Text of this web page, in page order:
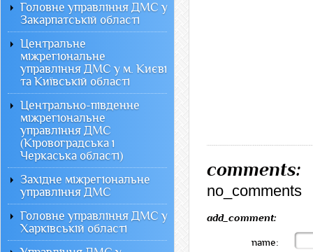
comments:
no_comments
add_comment:
name:
Головне управління ДМС у
Закарпатській області
Центральне
міжрегіональне
управління ДМС у м. Києві
та Київській області
Центрально-південне
міжрегіональне
управління ДМС
(Кіровоградська і
Черкаська області)
Західне міжрегіональне
управління ДМС
Головне управління ДМС у
Харківській області